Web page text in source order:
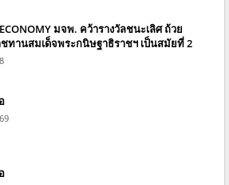
มจพ. คว้ารางวัลชนะเลิศ ถ้วย
ทานสมเด็จพระกนิษฐาธิราชฯ เป็นสมัยที่ 2